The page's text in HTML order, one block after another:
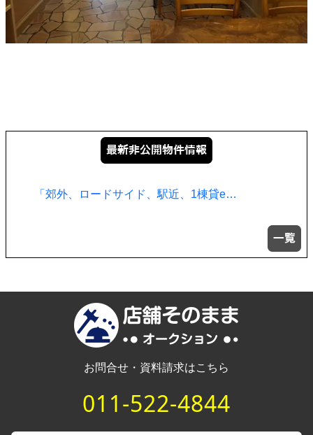
「郊外、ロードサイド、駅近、1棟貸e…
お問合せ・資料請求はこちら
011-522-4844